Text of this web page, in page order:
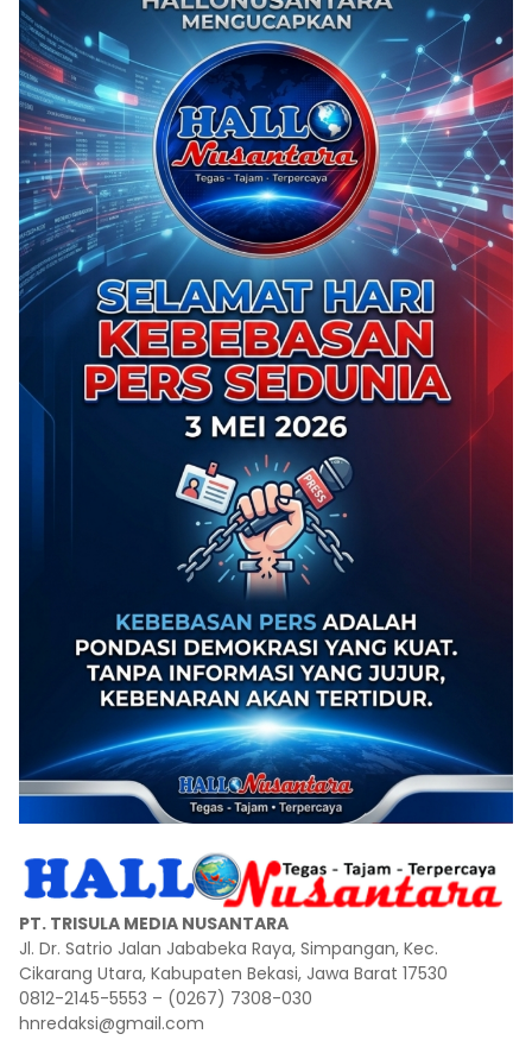
PT. TRISULA MEDIA NUSANTARA
Jl. Dr. Satrio Jalan Jababeka Raya, Simpangan, Kec.
Cikarang Utara, Kabupaten Bekasi, Jawa Barat 17530
0812-2145-5553 – (0267) 7308-030
hnredaksi@gmail.com